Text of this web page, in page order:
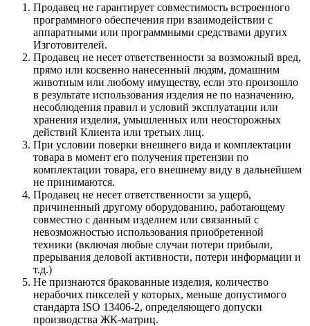
Продавец не гарантирует совместимость встроенного
программного обеспечения при взаимодействии с
аппаратными или программными средствами других
Изготовителей.
Продавец не несет ответственности за возможный вред,
прямо или косвенно нанесенный людям, домашним
животным или любому имуществу, если это произошло
в результате использования изделия не по назначению,
несоблюдения правил и условий эксплуатации или
хранения изделия, умышленных или неосторожных
действий Клиента или третьих лиц.
При условии поверки внешнего вида и комплектации
товара в момент его получения претензии по
комплектации товара, его внешнему виду в дальнейшем
не принимаются.
Продавец не несет ответственности за ущерб,
причиненный другому оборудованию, работающему
совместно с данным изделием или связанный с
невозможностью использования приобретенной
техники (включая любые случаи потери прибыли,
прерывания деловой активности, потери информации и
т.д.)
Не признаются бракованные изделия, количество
нерабочих пикселей у которых, меньше допустимого
стандарта ISO 13406-2, определяющего допуски
производства ЖК-матриц.